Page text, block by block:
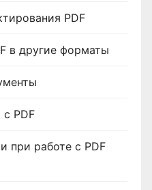
PDF
в другие форматы
PDF
при работе с PDF